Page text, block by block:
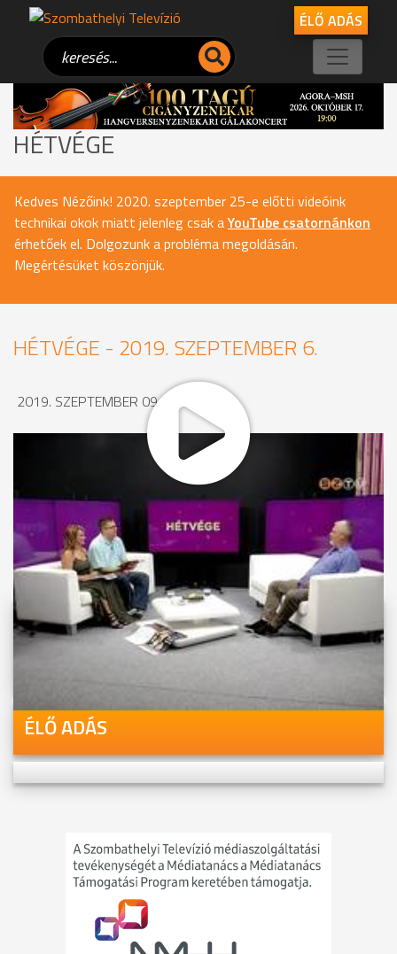
ÉLŐ ADÁS
HÉTVÉGE
Kedves Nézőink! 2020. szeptember 25-e előtti videóink
technikai okok miatt jelenleg csak aYouTube csatornánkon
érhetőek el. Dolgozunk a probléma megoldásán.
Megértésüket köszönjük.
HÉTVÉGE - 2019. SZEPTEMBER 6.
2019. SZEPTEMBER 09., 15:01
Videóink megtekinthetőek
Youtube-csatornánkon is!
ÉLŐ ADÁS